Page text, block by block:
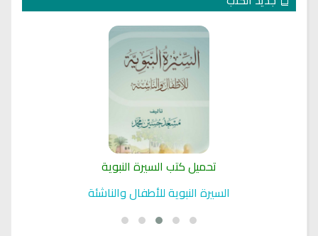
تحميل كتب السيرة النبوية
السيرة النبوية للأطفال والناشئة